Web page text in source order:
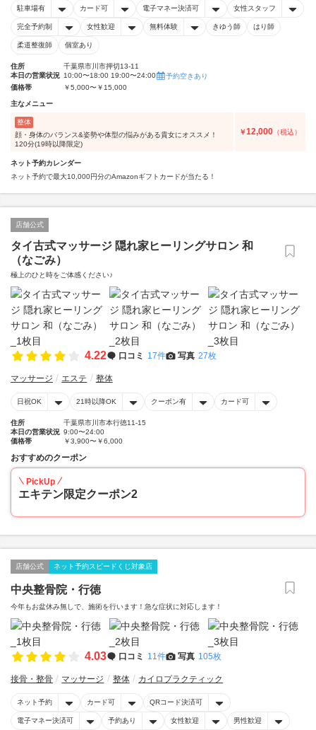
駐車場有 カード可 電子マネー決済可 女性スタッフ
完全予約制 女性歓迎 無料体験 きゆう師 はり師
柔道整復師 個室あり
住所
千葉県市川市押切13-11
本日の営業状況 10:00〜18:00 19:00〜24:00
予約空きあり
価格帯
￥5,000〜￥15,000
主なメニュー
整体
顔・身体のバランス&姿勢や体型の悩みがある貴女にオススメ！
120分(19時以降限定)
￥12,000 （税込）
ネット予約カレンダー
ネット予約で最大10,000円分のAmazonギフトカードが当たる！
店舗公式
タイ古式マッサージ 隠れ家ヒーリングサロン 和
（なごみ）
極上のひと時をご体感ください♪
4.22 口コミ 17件 写真 27枚
マッサージ エステ 整体
日祝OK 21時以降OK クーポン有 カード可
住所
千葉県市川市本行徳11-15
本日の営業状況 9:00〜24:00
価格帯
￥3,900〜￥6,000
おすすめのクーポン
PickUp
エキテン限定クーポン2
店舗公式 ネット予約スピードくじ対象店
中央整骨院・行徳
今年もお盆休み無しで、施術を行います！急な症状に対応します！
4.03 口コミ 11件 写真 105枚
接骨・整骨 マッサージ 整体 カイロプラクティック
ネット予約 カード可 QRコード決済可
電子マネー決済可 予約あり 女性歓迎 男性歓迎